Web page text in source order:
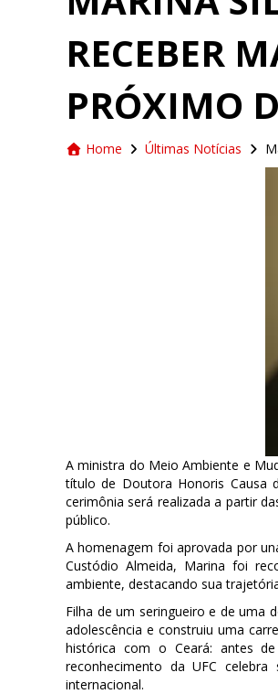
RECEBER
PRÓXIMO
Home Últimas Notícias
A ministra do Meio Ambiente e
título de Doutora Honoris Causa
cerimônia será realizada a partir
público.
A homenagem foi aprovada por
Custódio Almeida, Marina foi
ambiente, destacando sua
Filha de um seringueiro e de uma
adolescência e construiu uma
histórica com o Ceará: antes
reconhecimento da UFC
internacional.